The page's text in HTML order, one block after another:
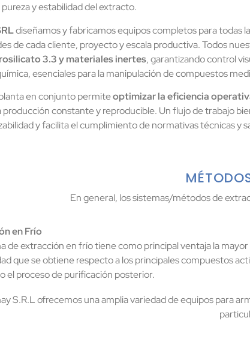
y estabilidad del extracto.
diseñamos y fabricamos equipos completos para todas
de cada cliente, proyecto y escala productiva. Todos
3.3 y materiales inertes, garantizando control
esenciales para la manipulación de compuestos
en conjunto permiteoptimizar la eficiencia
producción constante y reproducible. Un flujo de trabajo
y facilita el cumplimiento de normativas técnicas y
En general, los sistemas/métodos de
en Frío
de extracción en frío tiene como principal ventaja la mayor
que se obtiene respecto a los principales compuestos
el proceso de purificación posterior.
S.R.L ofrecemos una amplia variedad de equipos para